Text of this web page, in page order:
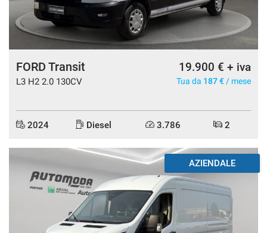
FORD Transit
L3 H2 2.0 130CV
19.900 € + iva
Tua da 187 € / mese
2024 Diesel 3.786 2
AZIENDALE